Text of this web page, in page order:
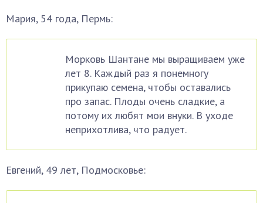
Мария, 54 года, Пермь:
Морковь Шантане мы выращиваем уже
лет 8. Каждый раз я понемногу
прикупаю семена, чтобы оставались
про запас. Плоды очень сладкие, а
потому их любят мои внуки. В уходе
неприхотлива, что радует.
Евгений, 49 лет, Подмосковье: